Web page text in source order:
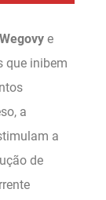
e
que inibem
a
a
de